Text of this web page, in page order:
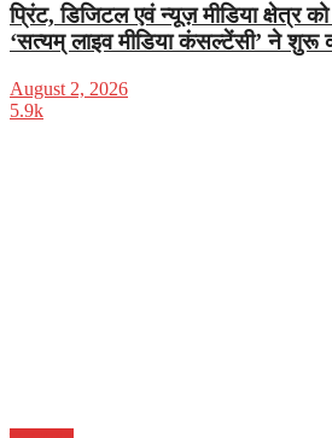
प्रिंट, डिजिटल एवं न्यूज़ मीडिया क्षेत्र
‘सत्यम् लाइव मीडिया कंसल्टेंसी’ ने शुरू
August 2, 2026
5.9k